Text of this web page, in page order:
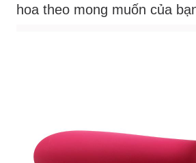
hoa theo mong muốn của